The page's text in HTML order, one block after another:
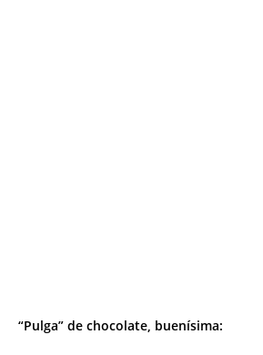
“Pulga” de chocolate, buenísima: